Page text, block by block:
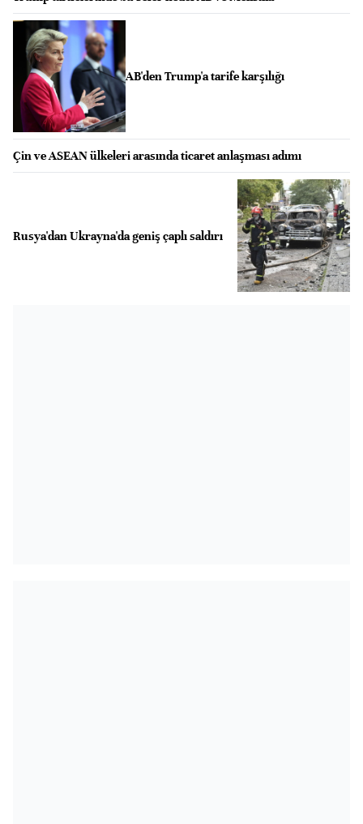
AB'den Trump'a tarife karşılığı
Çin ve ASEAN ülkeleri arasında ticaret anlaşması adımı
Rusya'dan Ukrayna'da geniş çaplı saldırı